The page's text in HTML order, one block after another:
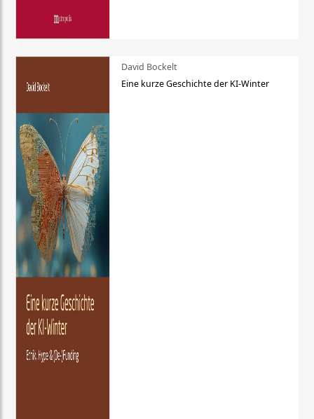
David Bockelt
Eine kurze Geschichte der KI-Winter